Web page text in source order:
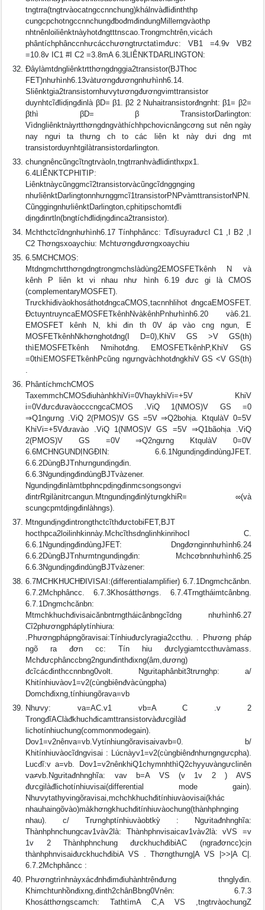
tngtrra(tngtrvàocatngccnnchung)khálnvàđliđinththp
cungcpchotngccnnchungđbođmđindungMillerngvàothp
nhtnênloiliênktnàyhotđngtttnscao.Trongmchtrên,vicách
phântíchphânccnhưcácchươngtrưctatìmđưc: VB1 =4.9v VB2
=10.8v IC1 #I C2 =3.8mA 6.3LIÊNKTDARLINGTON:
Ðâylàmtdngliênktrtthơngdnggia2transistor(BJThoc
FET)nhưhình6.13vàtươngđươngnhưhình6.14.
Sliênktgia2transistornhưvytươngđươngvimttransistor
duynhtcĩđlidịngđinlà βD= β1. β2 2 Nuhaitransistorđngnht: β1= β2=
βthì βD= β TransistorDarlington:
Vìdngliênktnàyrtthơngdngvàthíchhpchovicnângcơng sut nên ngày
nay ngưi ta thưng ch to các liên kt này dưi dng mt
transistorduynhtgilàtransistordarlington.
chungnêncũngcĩtngtrvàoln,tngtrranhvàđlidinthxpx1.
6.4LIÊNKTCPHITIP:
Liênktnàycũnggmcĩ2transistorvàcũngcĩdnggnging
nhưliênktDarlingtonnhưnggmcĩ1transistorPNPvàmttransistorNPN.
CũnggingnhưliênktDarlington,cphitipschomtđli
dịngđinrtln(bngtíchđlidịngđinca2transistor).
Mchthctcĩdngnhưhình6.17 Tínhphâncc: TđĩsuyrađưcI C1 ,I B2 ,I
C2 Thơngsxoaychiu: Mchtươngđươngxoaychiu
6.5MCHCMOS:
Mtdngmchrtthơngdngtrongmchslàdùng2EMOSFETkênh N và
kênh P liên kt vi nhau như hình 6.19 đưc gi là CMOS
(complementaryMOSFET).
TrưckhiđivàokhosáthotđngcaCMOS,tacnnhlihot đngcaEMOSFET.
ÐctuyntruyncaEMOSFETkênhNvàkênhPnhưhình6.20 và6.21.
EMOSFET kênh N, khi đin th 0V áp vào cng ngun, E
MOSFETkênhNkhơnghotđng(I D=0),KhiV GS >V GS(th)
thìEMOSFETkênh Nmihotđng. EMOSFETkênhP,KhiV GS
=0thìEMOSFETkênhPcũng ngưngvàchhotđngkhiV GS <V GS(th)
.
PhântíchmchCMOS
TaxemmchCMOSđiuhànhkhiVi=0VhaykhiVi=+5V KhiV
i=0VđưcđưavàocccngcaCMOS .ViQ 1(NMOS)V GS =0
⇒Q1ngưng .ViQ 2(PMOS)V GS =5V ⇒Q2bohịa. KtqulàV 0=5V
KhiVi=+5Vđưavào .ViQ 1(NMOS)V GS =5V ⇒Q1bãohịa .ViQ
2(PMOS)V GS =0V ⇒Q2ngưng KtqulàV 0=0V
6.6MCHNGUNDỊNGÐIN: 6.6.1NgundịngđindùngJFET.
6.6.2DùngBJTnhưngundịngđin.
6.6.3NgundịngđindùngBJTvàzener.
Ngundịngđinlàmtbphncpdịngđinmcsongsongvi
đintrRgilànitrcangun.MtngundịngđinlýtưngkhiR= ∞(và
scungcpmtdịngđinlàhngs).
MtngundịngđintrongthctcĩthđưctobiFET,BJT
hocthpca2loilinhkinnày.MchcĩthsdnglinhkinrihocI C.
6.6.1NgundịngđindùngJFET: Dngđơnginnhưhình6.24
6.6.2DùngBJTnhưmtngundịngđin: Mchcơbnnhưhình6.25
6.6.3NgundịngđindùngBJTvàzener:
6.7MCHKHUCHÐIVISAI:(differentialamplifier) 6.7.1Dngmchcănbn.
6.7.2Mchphâncc. 6.7.3Khosátthơngs. 6.7.4Trngtháimtcânbng.
6.7.1Dngmchcănbn:
Mtmchkhuchđivisaicănbntrngtháicânbngcĩdng nhưhình6.27
Cĩ2phươngpháplytínhiura:
.Phươngphápngõravisai:Tínhiuđưclyragia2ccthu. . Phương pháp
ngõ ra đơn cc: Tín hiu đưclygiamtccthuvàmass.
Mchđưcphânccbng2ngunđinthđixng(âm,dương)
đcĩcácđinthccnnbng0volt. Ngưitaphânbit3trưnghp: a/
Khitínhiuvàov1=v2(cùngbiênđvàcùngpha)
Domchđixng,tínhiungõrava=vb
Nhưvy: va=AC.v1 vb=A C .v 2
TrongđĩAClàđkhuchđicamttransistorvàđưcgilàđ
lichotínhiuchung(commonmodegain).
Dov1=v2nênva=vb.Vytínhiungõravisaivavb=0. b/
Khitínhiuvàocĩdngvisai : Lúcnàyv1=v2(cùngbiênđnhưngngưcpha).
Lucđĩ:v a=vb. Dov1=v2nênkhiQ1chymnhthìQ2chyyuvàngưclinên
va≠vb.Ngưitađnhnghĩa: vav b=A VS (v 1v 2 ) AVS
đưcgilàđlichotínhiuvisai(differential mode gain).
Nhưvytathyvingõravisai,mchchkhuchđitínhiuvàovisai(khác
nhauhaingõvào)màkhơngkhuchđitínhiuvàochung(thànhphnging
nhau). c/ Trưnghptínhiuvàobtkỳ : Ngưitađnhnghĩa:
Thànhphnchungcav1vàv2là: Thànhphnvisaicav1vàv2là: vVS =v
1v 2 Thànhphnchung đưckhuchđibiAC (ngrađơncc)cịn
thànhphnvisaiđưckhuchđibiA VS . Thơngthưng|A VS |>>|A C|.
6.7.2Mchphâncc :
Phươngtrìnhnàyxácđnhđimđiuhànhtrênđưng thnglyđin.
Khimchtunhồnđixng,đinth2chânBbng0Vnên: 6.7.3
Khosátthơngscamch: TathtìmA C,A VS ,tngtrvàochungZ